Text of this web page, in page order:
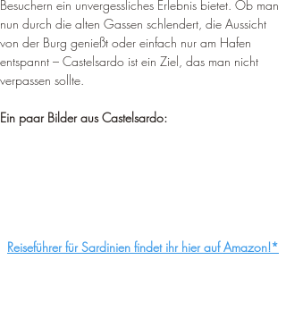
Besuchern ein unvergessliches Erlebnis bietet. Ob man
nun durch die alten Gassen schlendert, die Aussicht
von der Burg genießt oder einfach nur am Hafen
entspannt – Castelsardo ist ein Ziel, das man nicht
verpassen sollte.
Ein paar Bilder aus Castelsardo:
Reiseführer für Sardinien findet ihr hier auf Amazon!*